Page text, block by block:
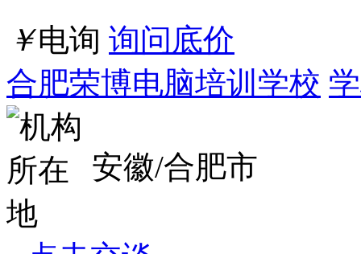
久，学3D效果图要多少
3Dsmax室内效果图：介
￥电询
合肥荣博电脑培训学校